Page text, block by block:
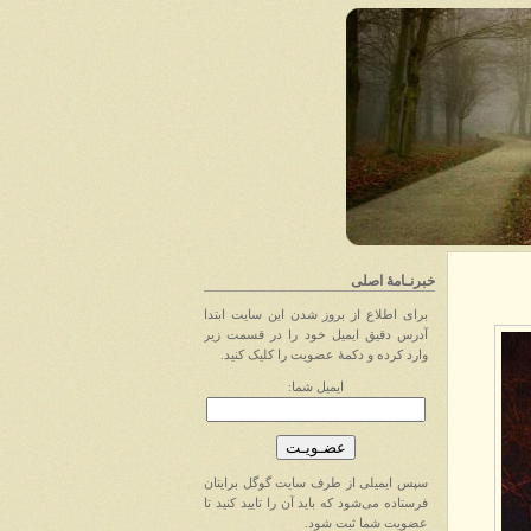
خبرنـامهٔ اصلی
برای اطلاع از بروز شدن این سایت ابتدا
آدرس دقیق ایمیل خود را در قسمت زیر
وارد کرده و دکمهٔ عضویت را کلیک کنید.
ایمیل شما:
سپس ایمیلی از طرف سایت گوگل برایتان
فرستاده می‌شود که باید آن را تایید کنید تا
عضویت شما ثبت شود.